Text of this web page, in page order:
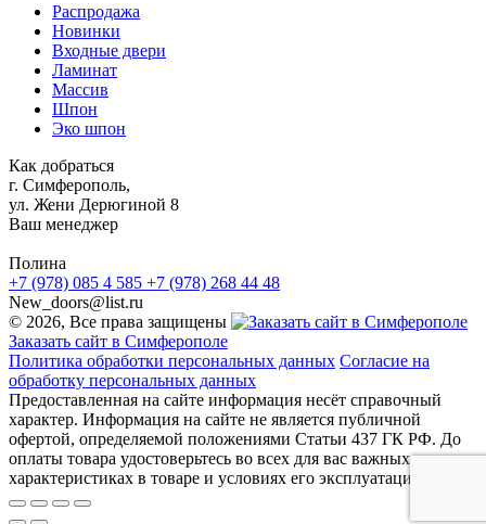
Распродажа
Новинки
Входные двери
Ламинат
Массив
Шпон
Эко шпон
Как добраться
г. Симферополь,
ул. Жени Дерюгиной 8
Ваш менеджер
Полина
+7 (978) 085 4 585 +7 (978) 268 44 48
New_doors@list.ru
© 2026, Все права защищены
Заказать сайт в Симферополе
Политика обработки персональных данных Согласие на
обработку персональных данных
Предоставленная на сайте информация несёт справочный
характер. Информация на сайте не является публичной
офертой, определяемой положениями Статьи 437 ГК РФ. До
оплаты товара удостоверьтесь во всех для вас важных
характеристиках в товаре и условиях его эксплуатации.